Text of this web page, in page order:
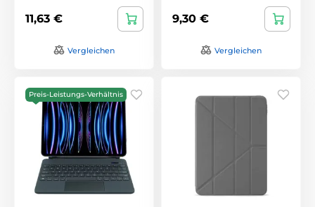
11,63 €
Vergleichen
9,30 €
Vergleichen
Preis-Leistungs-Verhältnis